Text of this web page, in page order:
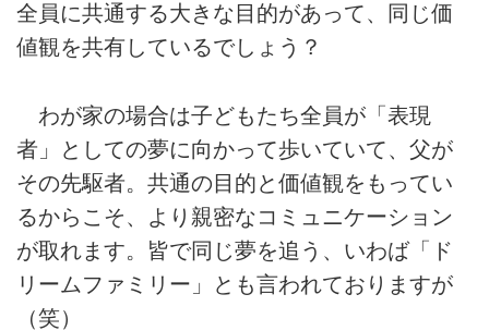
全員に共通する大きな目的があって、同じ価
値観を共有しているでしょう？
わが家の場合は子どもたち全員が「表現
者」としての夢に向かって歩いていて、父が
その先駆者。共通の目的と価値観をもってい
るからこそ、より親密なコミュニケーション
が取れます。皆で同じ夢を追う、いわば「ド
リームファミリー」とも言われておりますが
（笑）